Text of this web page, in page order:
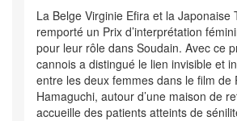
La Belge Virginie Efira et la Japonaise
remporté un Prix d’interprétation
pour leur rôle dans Soudain. Avec ce
cannois a distingué le lien invisible et
entre les deux femmes dans le film de
Hamaguchi, autour d’une maison de
accueille des patients atteints de